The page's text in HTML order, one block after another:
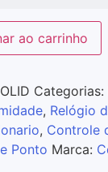
ao carrinho
Categorias:
, Relógio
, Controle
Ponto Marca: